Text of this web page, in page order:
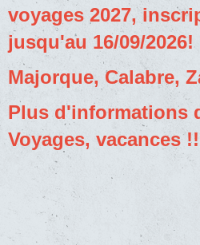
voyages 2027,
jusqu'au 16/09/2026!
Majorque, Calabre,
Plus d'informations
Voyages, vacances